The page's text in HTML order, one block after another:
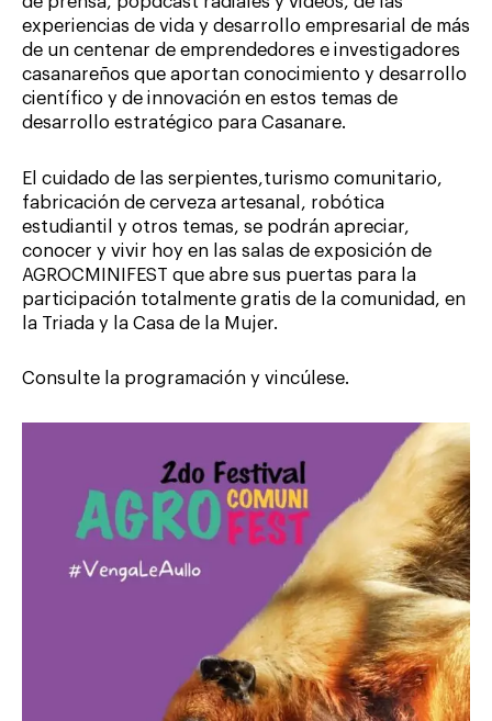
experiencias de vida y desarrollo empresarial de más
de un centenar de emprendedores e investigadores
casanareños que aportan conocimiento y desarrollo
científico y de innovación en estos temas de
desarrollo estratégico para Casanare.
El cuidado de las serpientes,turismo comunitario,
fabricación de cerveza artesanal, robótica
estudiantil y otros temas, se podrán apreciar,
conocer y vivir hoy en las salas de exposición de
AGROCMINIFEST que abre sus puertas para la
participación totalmente gratis de la comunidad, en
la Triada y la Casa de la Mujer.
Consulte la programación y vincúlese.